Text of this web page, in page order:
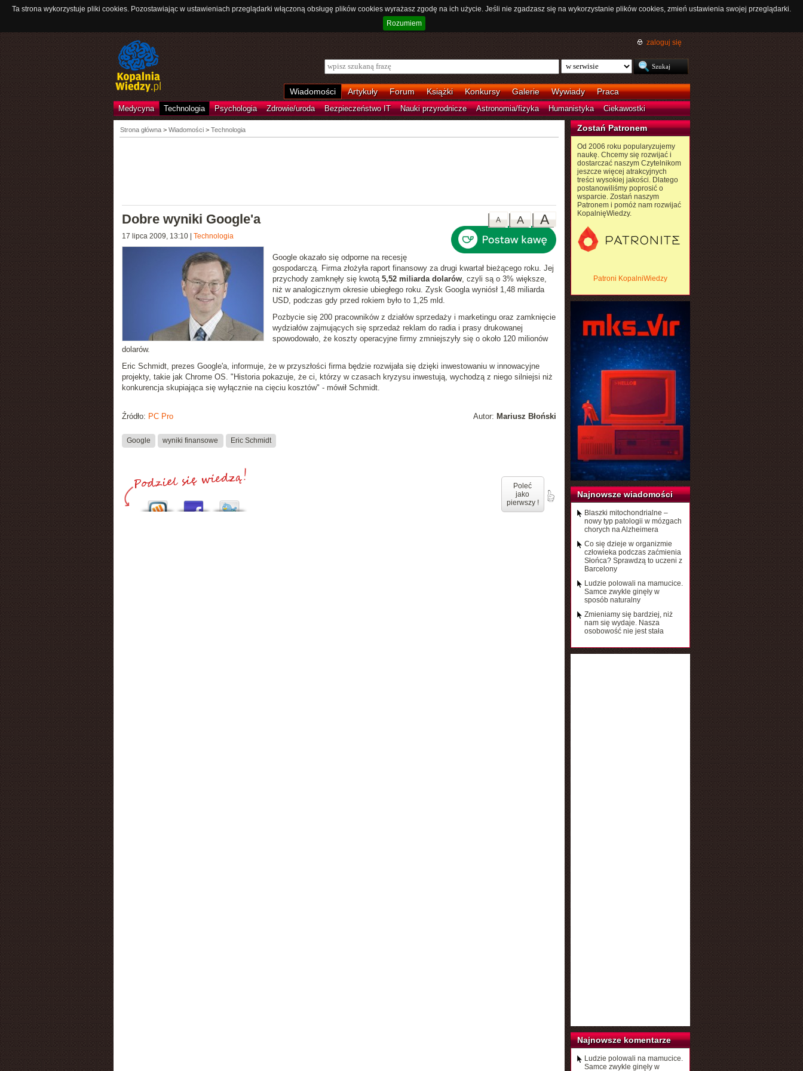
Ta strona wykorzystuje pliki cookies. Pozostawiając w ustawieniach przeglądarki włączoną obsługę plików cookies wyrażasz zgodę na ich użycie. Jeśli nie zgadzasz się na wykorzystanie plików cookies, zmień ustawienia swojej przeglądarki.
Rozumiem
zaloguj się
Wiadomości Artykuły Forum Książki Konkursy Galerie Wywiady Praca
Medycyna Technologia Psychologia Zdrowie/uroda Bezpieczeństwo IT Nauki przyrodnicze Astronomia/fizyka Humanistyka Ciekawostki
Strona główna> Wiadomości > Technologia
A
A
A
Dobre wyniki Google'a
17 lipca 2009, 13:10| Technologia
Google okazało się odporne na recesję
gospodarczą. Firma złożyła raport finansowy za drugi kwartał bieżącego roku. Jej
przychody zamknęły się kwotą 5,52 miliarda dolarów, czyli są o 3% większe,
niż w analogicznym okresie ubiegłego roku. Zysk Googla wyniósł 1,48 miliarda
USD, podczas gdy przed rokiem było to 1,25 mld.
Pozbycie się 200 pracowników z działów sprzedaży i marketingu oraz zamknięcie
wydziałów zajmujących się sprzedaż reklam do radia i prasy drukowanej
spowodowało, że koszty operacyjne firmy zmniejszyły się o około 120 milionów
dolarów.
Eric Schmidt, prezes Google'a, informuje, że w przyszłości firma będzie rozwijała się dzięki inwestowaniu w innowacyjne
projekty, takie jak Chrome OS. "Historia pokazuje, że ci, którzy w czasach kryzysu inwestują, wychodzą z niego silniejsi niż
konkurencja skupiająca się wyłącznie na cięciu kosztów" - mówił Schmidt.
Autor: Mariusz Błoński
Źródło: PC Pro
Google wyniki finansowe Eric Schmidt
Poleć
jako
pierwszy !
Zostań Patronem
Od 2006 roku popularyzujemy
naukę. Chcemy się rozwijać i
dostarczać naszym Czytelnikom
jeszcze więcej atrakcyjnych
treści wysokiej jakości. Dlatego
postanowiliśmy poprosić o
wsparcie. Zostań naszym
Patronem i pomóż nam rozwijać
KopalnięWiedzy.
Patroni KopalniWiedzy
Najnowsze wiadomości
Blaszki mitochondrialne –
nowy typ patologii w mózgach
chorych na Alzheimera
Co się dzieje w organizmie
człowieka podczas zaćmienia
Słońca? Sprawdzą to uczeni z
Barcelony
Ludzie polowali na mamucice.
Samce zwykle ginęły w
sposób naturalny
Zmieniamy się bardziej, niż
nam się wydaje. Nasza
osobowość nie jest stała
Najnowsze komentarze
Ludzie polowali na mamucice.
Samce zwykle ginęły w